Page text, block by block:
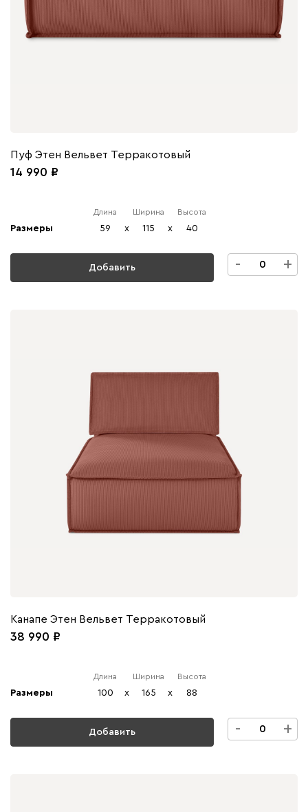
Пуф Этен Вельвет Терракотовый
14 990
Размеры
Длина
59 x
Ширина
115 x
Высота
40
Добавить - +
Канапе Этен Вельвет Терракотовый
38 990
Размеры
Длина
100 x
Ширина
165 x
Высота
88
Добавить - +